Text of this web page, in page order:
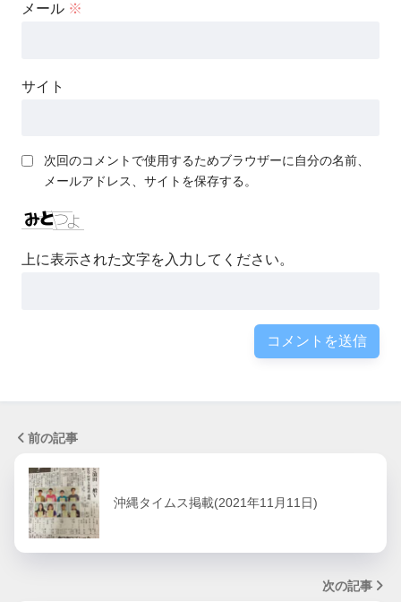
メール ※
サイト
次回のコメントで使用するためブラウザーに自分の名前、
メールアドレス、サイトを保存する。
上に表示された文字を入力してください。
前の記事
沖縄タイムス掲載(2021年11月11日)
次の記事